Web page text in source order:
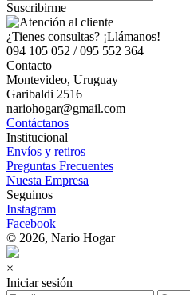
Suscribirme
¿Tienes consultas? ¡Llámanos!
094 105 052 / 095 552 364
Contacto
Montevideo, Uruguay
Garibaldi 2516
nariohogar@gmail.com
Contáctanos
Institucional
Envíos y retiros
Preguntas Frecuentes
Nuesta Empresa
Seguinos
Instagram
Facebook
© 2026, Nario Hogar
×
Iniciar sesión